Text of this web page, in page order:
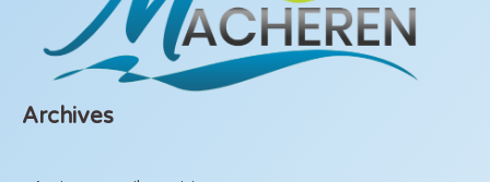
Archives